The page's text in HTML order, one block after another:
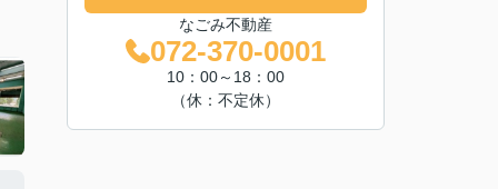
なごみ不動産
072-370-0001
10：00～18：00
（休：不定休）